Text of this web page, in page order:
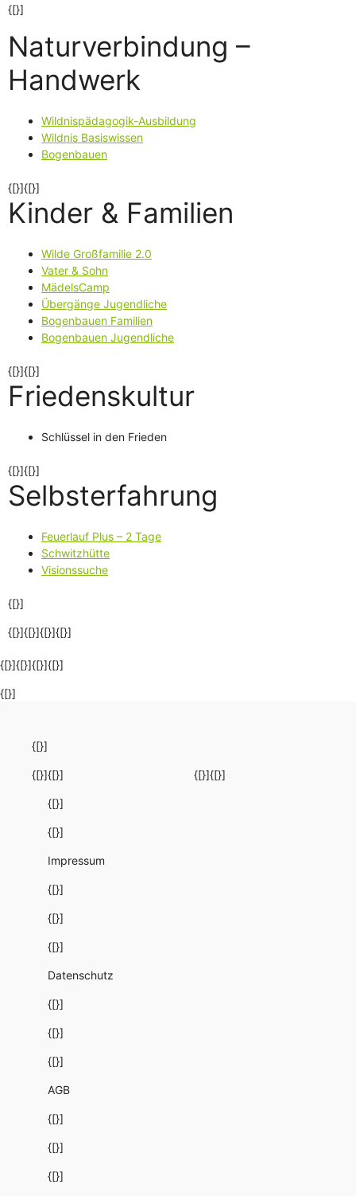
{[}]
Naturverbindung –
Handwerk
Wildnispädagogik-Ausbildung
Wildnis Basiswissen
Bogenbauen
{[}]{[}]
Kinder & Familien
Wilde Großfamilie 2.0
Vater & Sohn
MädelsCamp
Übergänge Jugendliche
Bogenbauen Familien
Bogenbauen Jugendliche
{[}]{[}]
Friedenskultur
Schlüssel in den Frieden
{[}]{[}]
Selbsterfahrung
Feuerlauf Plus – 2 Tage
Schwitzhütte
Visionssuche
{[}]
{[}]{[}]{[}]{[}]
{[}]{[}]{[}]{[}]
{[}]
{[}]
{[}]{[}]
{[}]
{[}]
Impressum
{[}]
{[}]
{[}]
Datenschutz
{[}]
{[}]
{[}]
AGB
{[}]
{[}]
{[}]
{[}]{[}]